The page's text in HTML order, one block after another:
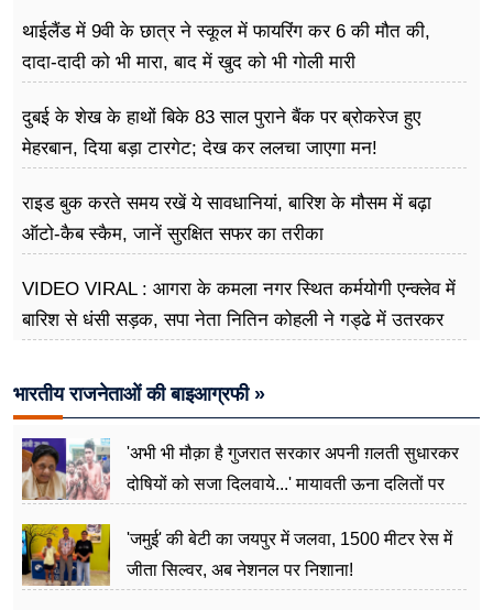
थाईलैंड में 9वी के छात्र ने स्कूल में फायरिंग कर 6 की मौत की,
दादा-दादी को भी मारा, बाद में खुद को भी गोली मारी
दुबई के शेख के हाथों बिके 83 साल पुराने बैंक पर ब्रोकरेज हुए
मेहरबान, दिया बड़ा टारगेट; देख कर ललचा जाएगा मन!
राइड बुक करते समय रखें ये सावधानियां, बारिश के मौसम में बढ़ा
ऑटो-कैब स्कैम, जानें सुरक्षित सफर का तरीका
VIDEO VIRAL : आगरा के कमला नगर स्थित कर्मयोगी एन्क्लेव में
बारिश से धंसी सड़क, सपा नेता नितिन कोहली ने गड्ढे में उतरकर
भारतीय राजनेताओं की बाइआग्रफी »
'अभी भी मौक़ा है गुजरात सरकार अपनी ग़लती सुधारकर
दोषियों को सजा दिलवाये...' मायावती ऊना दलितों पर
'जमुई' की बेटी का जयपुर में जलवा, 1500 मीटर रेस में
जीता सिल्वर, अब नेशनल पर निशाना!